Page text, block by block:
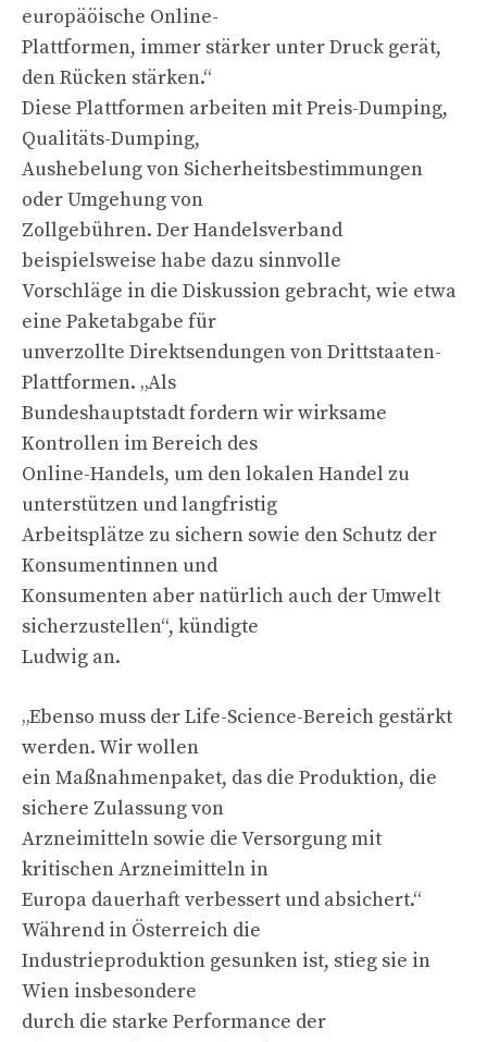
europäöische Online-
Plattformen, immer stärker unter Druck gerät,
den Rücken stärken.“
Diese Plattformen arbeiten mit Preis-Dumping,
Qualitäts-Dumping,
Aushebelung von Sicherheitsbestimmungen
oder Umgehung von
Zollgebühren. Der Handelsverband
beispielsweise habe dazu sinnvolle
Vorschläge in die Diskussion gebracht, wie etwa
eine Paketabgabe für
unverzollte Direktsendungen von Drittstaaten-
Plattformen. „Als
Bundeshauptstadt fordern wir wirksame
Kontrollen im Bereich des
Online-Handels, um den lokalen Handel zu
unterstützen und langfristig
Arbeitsplätze zu sichern sowie den Schutz der
Konsumentinnen und
Konsumenten aber natürlich auch der Umwelt
sicherzustellen“, kündigte
Ludwig an.
„Ebenso muss der Life-Science-Bereich gestärkt
werden. Wir wollen
ein Maßnahmenpaket, das die Produktion, die
sichere Zulassung von
Arzneimitteln sowie die Versorgung mit
kritischen Arzneimitteln in
Europa dauerhaft verbessert und absichert.“
Während in Österreich die
Industrieproduktion gesunken ist, stieg sie in
Wien insbesondere
durch die starke Performance der